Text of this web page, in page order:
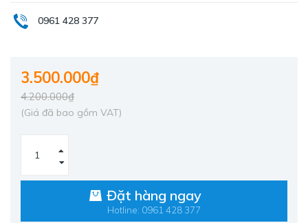
0961 428 377
3.500.000₫
4.200.000₫
(Giá đã bao gồm VAT)
Đặt hàng ngay
Hotline: 0961 428 377